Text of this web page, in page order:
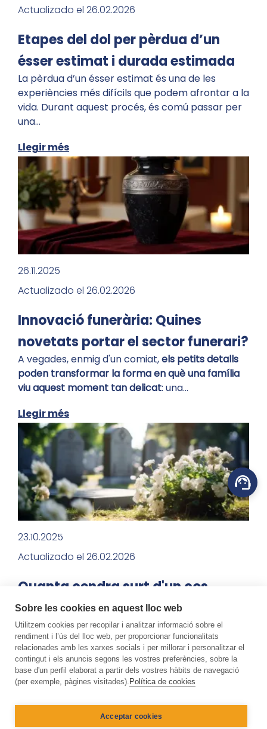
Actualizado el 26.02.2026
Etapes del dol per pèrdua d’un
ésser estimat i durada estimada
La pèrdua d’un ésser estimat és una de les
experiències més difícils que podem afrontar a la
vida. Durant aquest procés, és comú passar per
una…
Llegir més
26.11.2025
Actualizado el 26.02.2026
Innovació funerària: Quines
novetats portar el sector funerari?
A vegades, enmig d'un comiat,els petits detalls
poden transformar la forma en què una família
viu aquest moment tan delicat: una…
Llegir més
23.10.2025
Actualizado el 26.02.2026
Quanta cendra surt d'un cos
humà i de què depèn?
Quan una família opta per la cremació, és
normal que sorgeixin preguntes sobre la
quantitat de cendres que s'obté.
No es tracta de…
Sobre les cookies en aquest lloc web
Utilitzem cookies per recopilar i analitzar informació sobre el
rendiment i l’ús del lloc web, per proporcionar funcionalitats
relacionades amb les xarxes socials i per millorar i personalitzar el
contingut i els anuncis segons les vostres preferències, sobre la
base d'un perfil elaborat a partir dels vostres hàbits de navegació
(per exemple, pàgines visitades). Política de cookies
Acceptar cookies